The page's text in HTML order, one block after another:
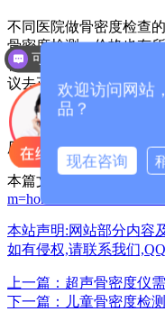
不同医院做骨密度检查
骨密度检测，价格也有
根据所在区域的经济水
议去正规医院的骨科就
厂家咨询电话：
本篇文章网址：
本站声明:网站部分内容
如有侵权,请联系我们
上一篇：超声骨密度仪
下一篇：儿童骨密度检
欢迎访问网站
品？
现在咨询